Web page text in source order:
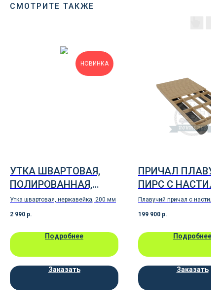
СМОТРИТЕ ТАКЖЕ
НОВИНКА
УТКА ШВАРТОВАЯ,
ПОЛИРОВАННАЯ,
НЕРЖАВЕЮЩАЯ
СТАЛЬ, 200 ММ
Утка швартовая, нержавейка, 200 мм
2 990 р.
Подробнее
Заказать
ПРИЧАЛ
ПИРС С
4Х2 МЕТРА
Плавучий причал с
400 мм
199 900 р.
Подробнее
Заказать